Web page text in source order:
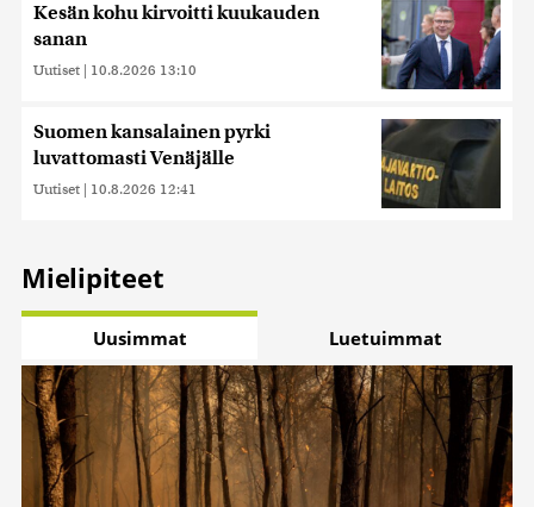
Kesän kohu kirvoitti kuukauden
sanan
Uutiset | 10.8.2026 13:10
Suomen kansalainen pyrki
luvattomasti Venäjälle
Uutiset | 10.8.2026 12:41
Mielipiteet
Uusimmat Luetuimmat